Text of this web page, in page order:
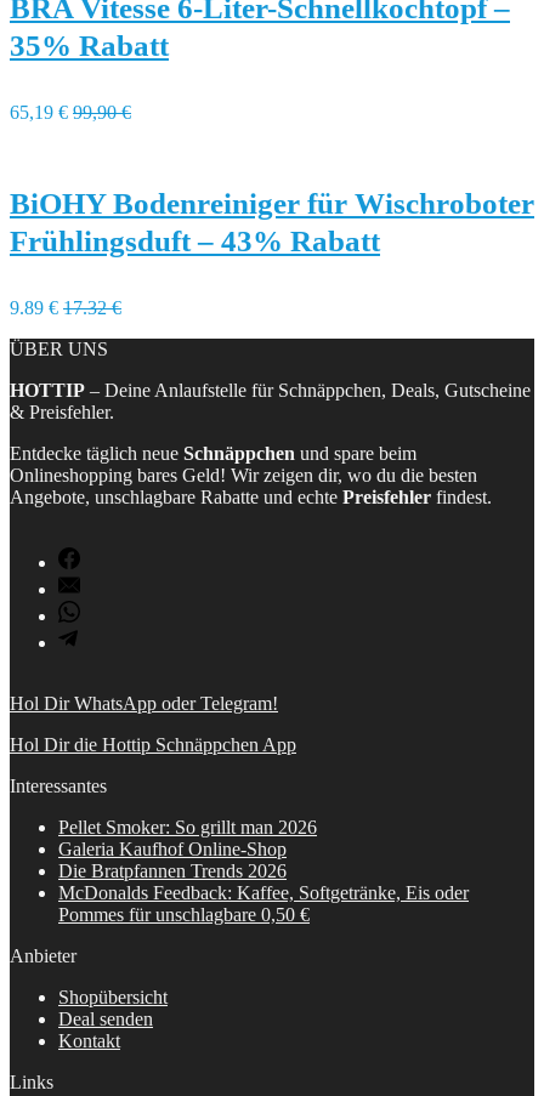
BRA Vitesse 6-Liter-Schnellkochtopf –
35% Rabatt
65,19 € 99,90 €
BiOHY Bodenreiniger für Wischroboter
Frühlingsduft – 43% Rabatt
9.89 € 17.32 €
ÜBER UNS
HOTTIP – Deine Anlaufstelle für Schnäppchen, Deals, Gutscheine
& Preisfehler.
Entdecke täglich neue Schnäppchen und spare beim
Onlineshopping bares Geld! Wir zeigen dir, wo du die besten
Angebote, unschlagbare Rabatte und echte Preisfehler findest.
Hol Dir WhatsApp oder Telegram!
Hol Dir die Hottip Schnäppchen App
Interessantes
Pellet Smoker: So grillt man 2026
Galeria Kaufhof Online-Shop
Die Bratpfannen Trends 2026
McDonalds Feedback: Kaffee, Softgetränke, Eis oder
Pommes für unschlagbare 0,50 €
Anbieter
Shopübersicht
Deal senden
Kontakt
Links